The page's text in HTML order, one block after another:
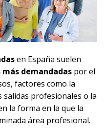
en España suelen
demandadas por el
factores como la
salidas profesionales o la
la forma en la que la
área profesional.